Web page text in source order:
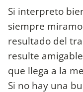
Si interpreto
siempre
resultado del
resulte
que llega a la
Si no hay una